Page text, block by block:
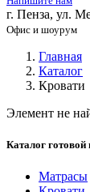
г. Пенза, ул.
Офис и шоурум
Главная
Каталог
Кровати
Элемент не
Каталог готовой
Матрасы